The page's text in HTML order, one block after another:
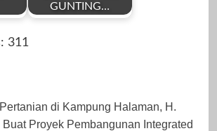
GUNTING…
Redaksi
311
di Kampung Halaman, H.
Proyek Pembangunan Integrated